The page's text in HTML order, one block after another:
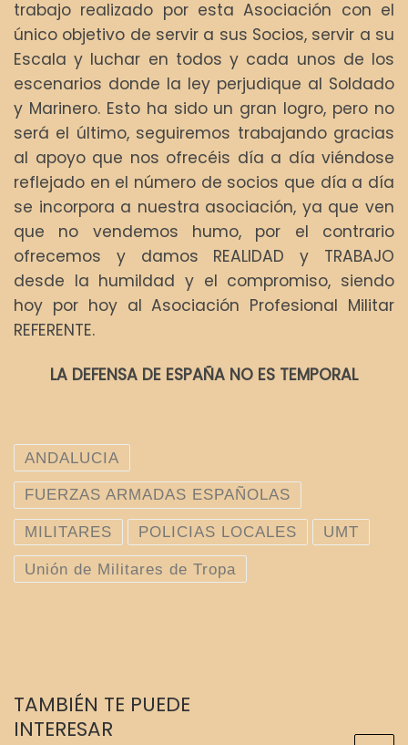
trabajo realizado por esta Asociación con el
único objetivo de servir a sus Socios, servir a su
Escala y luchar en todos y cada unos de los
escenarios donde la ley perjudique al Soldado
y Marinero. Esto ha sido un gran logro, pero no
será el último, seguiremos trabajando gracias
al apoyo que nos ofrecéis día a día viéndose
reflejado en el número de socios que día a día
se incorpora a nuestra asociación, ya que ven
que no vendemos humo, por el contrario
ofrecemos y damos REALIDAD y TRABAJO
desde la humildad y el compromiso, siendo
hoy por hoy al Asociación Profesional Militar
REFERENTE.
LA DEFENSA DE ESPAÑA NO ES TEMPORAL
ANDALUCIA
FUERZAS ARMADAS ESPAÑOLAS
MILITARES POLICIAS LOCALES UMT
Unión de Militares de Tropa
TAMBIÉN TE PUEDE
INTERESAR